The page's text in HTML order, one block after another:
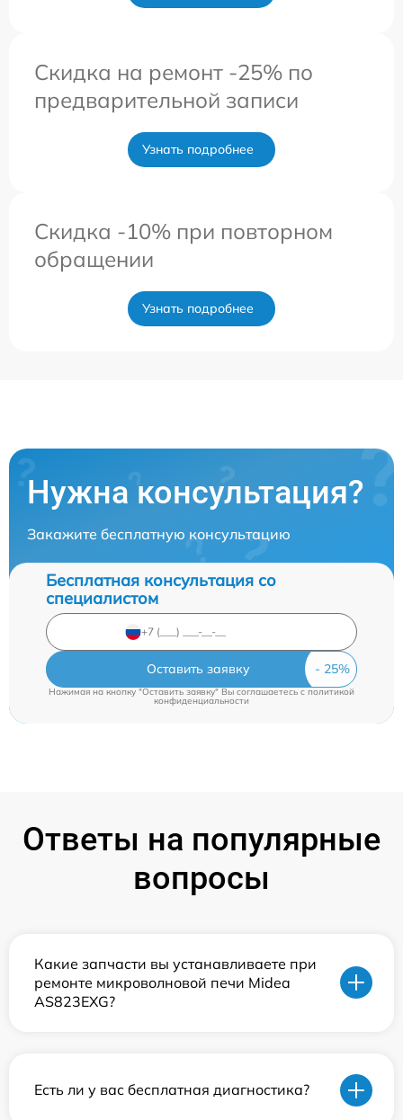
Скидка на ремонт -25% по
предварительной записи
Узнать подробнее
Скидка -10% при повторном
обращении
Узнать подробнее
Нужна консультация?
Закажите бесплатную консультацию
Бесплатная консультация со
специалистом
Оставить заявку
Нажимая на кнопку "Оставить заявку" Вы соглашаетесь cполитикой
конфиденциальности
Ответы на популярные
вопросы
Какие запчасти вы устанавливаете при
ремонте микроволновой печи Midea
AS823EXG?
Есть ли у вас бесплатная диагностика?